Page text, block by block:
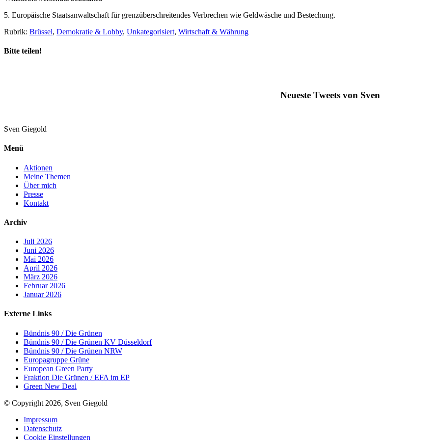
5. Europäische Staatsanwaltschaft für grenzüberschreitendes Verbrechen wie Geldwäsche und Bestechung.
Rubrik: Brüssel, Demokratie & Lobby, Unkategorisiert, Wirtschaft & Währung
Bitte teilen!
Neueste Tweets von Sven
Sven Giegold
Menü
Aktionen
Meine Themen
Über mich
Presse
Kontakt
Archiv
Juli 2026
Juni 2026
Mai 2026
April 2026
März 2026
Februar 2026
Januar 2026
Externe Links
Bündnis 90 / Die Grünen
Bündnis 90 / Die Grünen KV Düsseldorf
Bündnis 90 / Die Grünen NRW
Europagruppe Grüne
European Green Party
Fraktion Die Grünen / EFA im EP
Green New Deal
© Copyright 2026, Sven Giegold
Impressum
Datenschutz
Cookie Einstellungen